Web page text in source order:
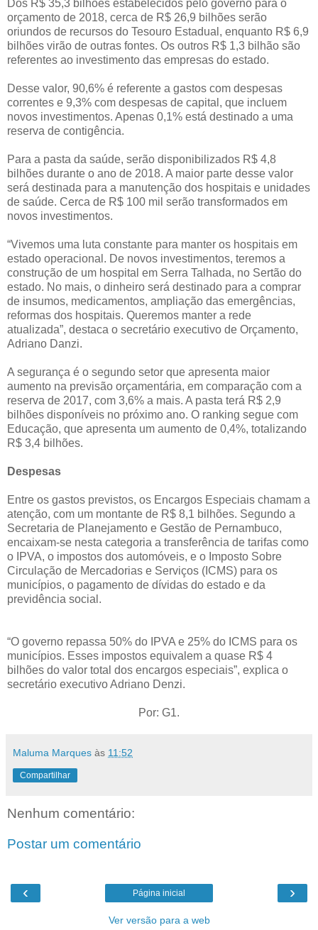
Dos R$ 35,3 bilhões estabelecidos pelo governo para o
orçamento de 2018, cerca de R$ 26,9 bilhões serão
oriundos de recursos do Tesouro Estadual, enquanto R$ 6,9
bilhões virão de outras fontes. Os outros R$ 1,3 bilhão são
referentes ao investimento das empresas do estado.
Desse valor, 90,6% é referente a gastos com despesas
correntes e 9,3% com despesas de capital, que incluem
novos investimentos. Apenas 0,1% está destinado a uma
reserva de contigência.
Para a pasta da saúde, serão disponibilizados R$ 4,8
bilhões durante o ano de 2018. A maior parte desse valor
será destinada para a manutenção dos hospitais e unidades
de saúde. Cerca de R$ 100 mil serão transformados em
novos investimentos.
“Vivemos uma luta constante para manter os hospitais em
estado operacional. De novos investimentos, teremos a
construção de um hospital em Serra Talhada, no Sertão do
estado. No mais, o dinheiro será destinado para a comprar
de insumos, medicamentos, ampliação das emergências,
reformas dos hospitais. Queremos manter a rede
atualizada”, destaca o secretário executivo de Orçamento,
Adriano Danzi.
A segurança é o segundo setor que apresenta maior
aumento na previsão orçamentária, em comparação com a
reserva de 2017, com 3,6% a mais. A pasta terá R$ 2,9
bilhões disponíveis no próximo ano. O ranking segue com
Educação, que apresenta um aumento de 0,4%, totalizando
R$ 3,4 bilhões.
Despesas
Entre os gastos previstos, os Encargos Especiais chamam a
atenção, com um montante de R$ 8,1 bilhões. Segundo a
Secretaria de Planejamento e Gestão de Pernambuco,
encaixam-se nesta categoria a transferência de tarifas como
o IPVA, o impostos dos automóveis, e o Imposto Sobre
Circulação de Mercadorias e Serviços (ICMS) para os
municípios, o pagamento de dívidas do estado e da
previdência social.
“O governo repassa 50% do IPVA e 25% do ICMS para os
municípios. Esses impostos equivalem a quase R$ 4
bilhões do valor total dos encargos especiais”, explica o
secretário executivo Adriano Denzi.
Por: G1.
Maluma Marques às 11:52
Compartilhar
Nenhum comentário:
Postar um comentário
‹ ›
Página inicial
Ver versão para a web